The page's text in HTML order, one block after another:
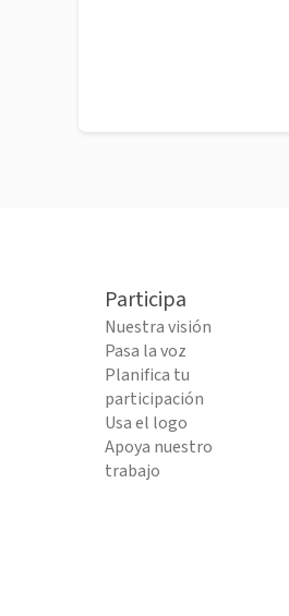
Participa
Nuestra visión
Pasa la voz
Planifica tu
participación
Usa el logo
Apoya nuestro
trabajo